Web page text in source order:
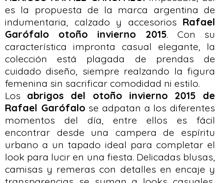
es la propuesta de la marca argentina de
indumentaria, calzado y accesorios Rafael
Garófalo otoño invierno 2015. Con su
característica impronta casual elegante, la
colección está plagada de prendas de
cuidado diseño, siempre realzando la figura
femenina sin sacrificar comodidad ni estilo.
Los abrigos del otoño invierno 2015 de
Rafael Garófalo se adpatan a los diferentes
momentos del día, entre ellos es fácil
encontrar desde una campera de espíritu
urbano a un tapado ideal para completar el
look para lucir en una fiesta. Delicadas blusas,
camisas y remeras con detalles en encaje y